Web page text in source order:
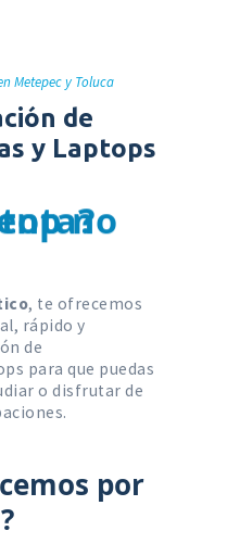
Metepec y Toluca
de
y Laptops
no
fallas
para
y
en tu
u
, te ofrecemos
rápido y
de
para que puedas
o disfrutar de
por